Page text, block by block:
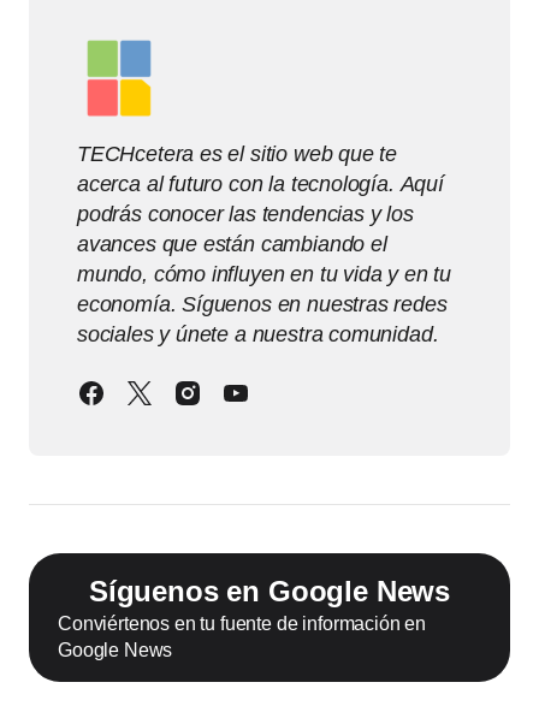
TECHcetera es el sitio web que te
acerca al futuro con la tecnología. Aquí
podrás conocer las tendencias y los
avances que están cambiando el
mundo, cómo influyen en tu vida y en tu
economía. Síguenos en nuestras redes
sociales y únete a nuestra comunidad.
Síguenos en Google News
Conviértenos en tu fuente de información en
Google News